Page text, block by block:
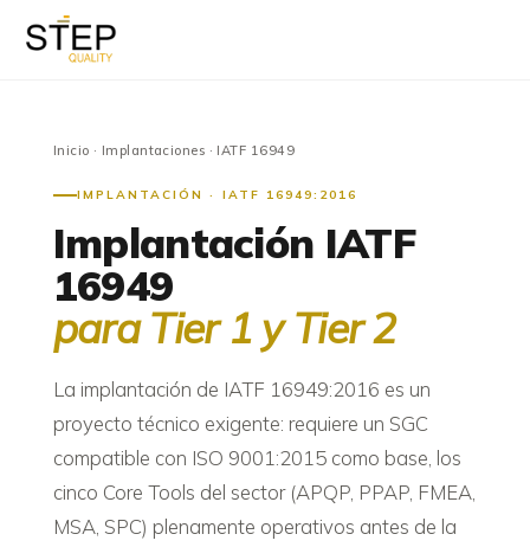
Inicio · Implantaciones · IATF 16949
IMPLANTACIÓN · IATF 16949:2016
Implantación IATF
16949
para Tier 1 y Tier 2
La implantación de IATF 16949:2016 es un
proyecto técnico exigente: requiere un SGC
compatible con ISO 9001:2015 como base, los
cinco Core Tools del sector (APQP, PPAP, FMEA,
MSA, SPC) plenamente operativos antes de la